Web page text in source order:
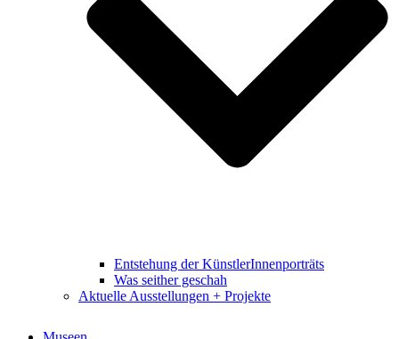
Entstehung der KünstlerInnenporträts
Was seither geschah
Aktuelle Ausstellungen + Projekte